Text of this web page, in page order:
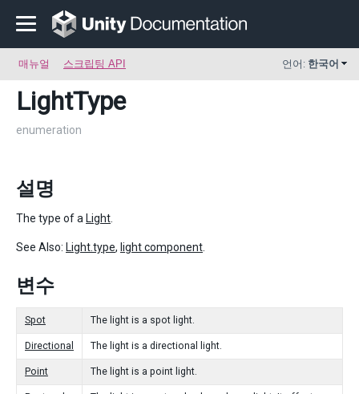
매뉴얼 스크립팅 API 언어: 한국어
LightType
enumeration
설명
The type of a Light
See Also: Light.type, light component
변수
Spot The light is a spot light.
Directional The light is a directional light.
Point The light is a point light.